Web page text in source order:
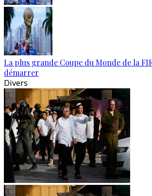
La plus grande Coupe du Monde de la
démarrer
Divers